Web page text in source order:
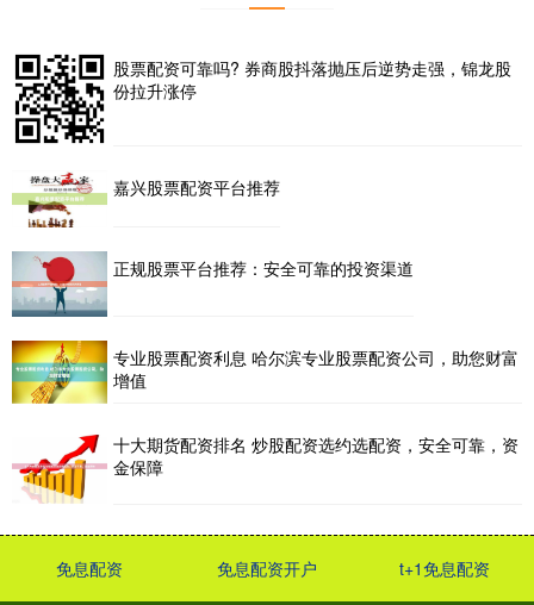
股票配资可靠吗? 券商股抖落抛压后逆势走强，锦龙股
份拉升涨停
嘉兴股票配资平台推荐
正规股票平台推荐：安全可靠的投资渠道
专业股票配资利息 哈尔滨专业股票配资公司，助您财富
增值
十大期货配资排名 炒股配资选约选配资，安全可靠，资
金保障
免息配资 免息配资开户 t+1免息配资